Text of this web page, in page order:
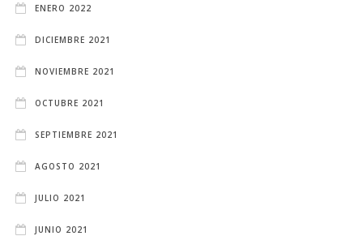
ENERO 2022
DICIEMBRE 2021
NOVIEMBRE 2021
OCTUBRE 2021
SEPTIEMBRE 2021
AGOSTO 2021
JULIO 2021
JUNIO 2021